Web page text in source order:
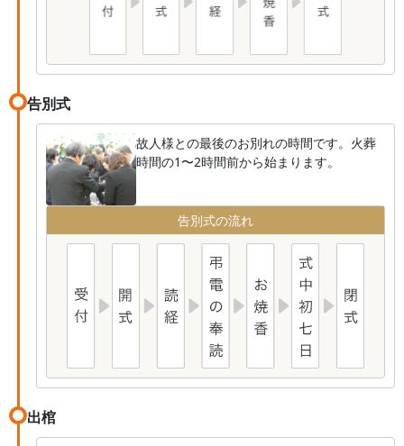
告別式
故人様との最後のお別れの時間です。火葬
時間の1〜2時間前から始まります。
告別式の流れ
出棺